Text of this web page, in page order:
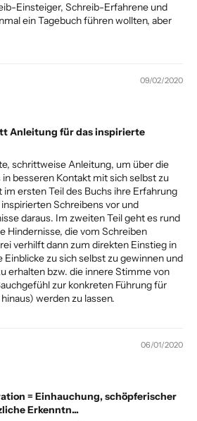
Einsteiger, Schreib-Erfahrene und
ein Tagebuch führen wollten, aber
09/02/2020
Anleitung für das inspirierte
schrittweise Anleitung, um über die
besseren Kontakt mit sich selbst zu
ersten Teil des Buchs ihre Erfahrung
Schreibens vor und
daraus. Im zweiten Teil geht es rund
Hindernisse, die vom Schreiben
verhilft dann zum direkten Einstieg in
zu sich selbst zu gewinnen und
erhalten bzw. die innere Stimme von
zur konkreten Führung für
werden zu lassen.
06/01/2020
= Einhauchung, schöpferischer
Erkenntn...